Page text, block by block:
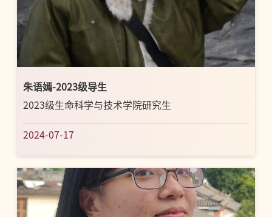
朱语嫣-2023级导生
2023级生命科学与技术学院研究生
2024-07-17